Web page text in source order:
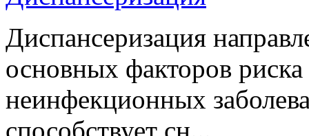
Диспансеризация
основных факторов
неинфекционных
способствует сн...